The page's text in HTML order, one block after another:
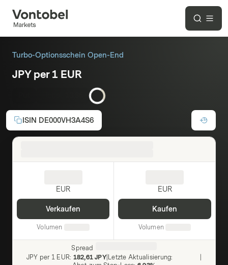
Turbo-Optionsschein Open-End
JPY per 1 EUR
ISIN DE000VH3A4S6
EUR
Verkaufen
Volumen
EUR
Kaufen
Volumen
Spread
JPY per 1 EUR: 182,61 JPY| Letzte Aktualisierung: